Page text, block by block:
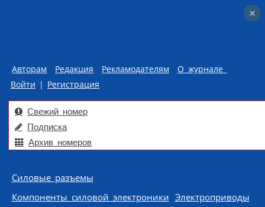
Авторам Редакция Рекламодателям
О журнале
Войти | Регистрация
Свежий номер
Подписка
Архив номеров
Skip to content
Силовые разъемы
Компоненты силовой электроники Электроприводы
×
×